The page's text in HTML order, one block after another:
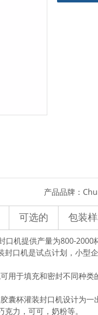
产品品牌：
可选的 包装
口机提供产量为800-
口机是试点计划，小型
用于填充和密封不同种
囊杯灌装封口机设计为
力，可可，奶粉等。